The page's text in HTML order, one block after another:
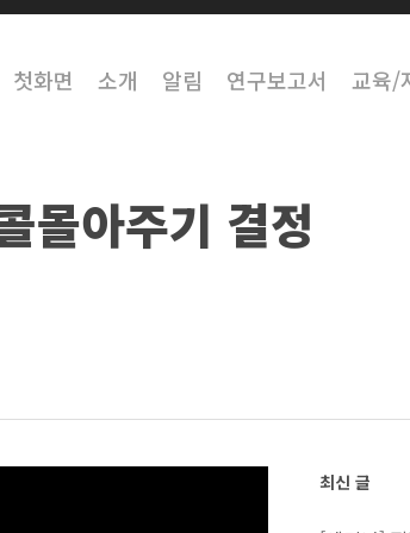
첫화면 소개 알림 연구보고서 교육/
몰아주기 결정
최신 글